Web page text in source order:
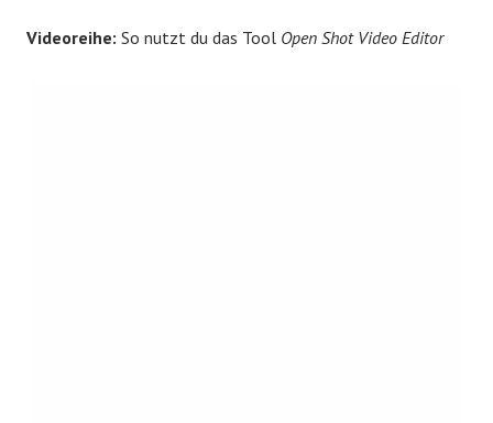
Videoreihe: So nutzt du das Tool Open Shot Video Editor